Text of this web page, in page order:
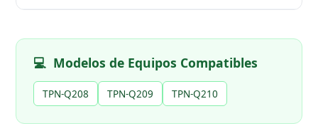
💻 Modelos de Equipos Compatibles
TPN-Q208 TPN-Q209 TPN-Q210